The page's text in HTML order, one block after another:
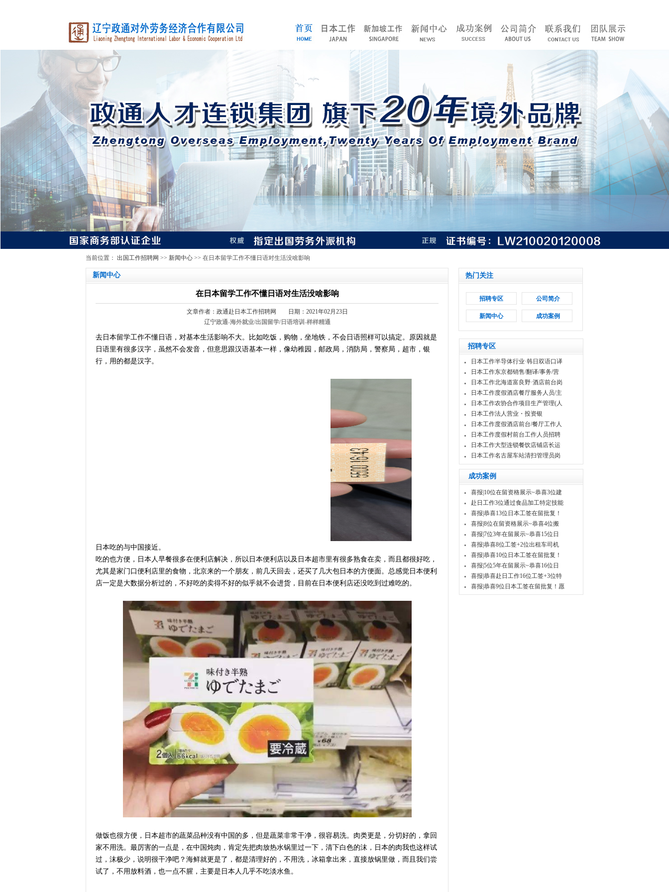
当前位置： 出国工作招聘网 >> 新闻中心 >> 在日本留学工作不懂日语对生活没啥影响
新闻中心
在日本留学工作不懂日语对生活没啥影响
文章作者：政通赴日本工作招聘网 日期：2021年02月23日
辽宁政通-海外就业/出国留学/日语培训-样样精通
去日本留学工作不懂日语，对基本生活影响不大。比如吃饭，购物，坐地铁，不会日语照样可以搞定。原因就是
日语里有很多汉字，虽然不会发音，但意思跟汉语基本一样，像幼稚园，邮政局，消防局，警察局，超市，银
行，用的都是汉字。
日本吃的与中国接近。
吃的也方便，日本人早餐很多在便利店解决，所以日本便利店以及日本超市里有很多熟食在卖，而且都很好吃，
尤其是家门口便利店里的食物，北京来的一个朋友，前几天回去，还买了几大包日本的方便面。总感觉日本便利
店一定是大数据分析过的，不好吃的卖得不好的似乎就不会进货，目前在日本便利店还没吃到过难吃的。
​做饭也很方便，日本超市的蔬菜品种没有中国的多，但是蔬菜非常干净，很容易洗。肉类更是，分切好的，拿回
家不用洗。最厉害的一点是，在中国炖肉，肯定先把肉放热水锅里过一下，清下白色的沫，日本的肉我也这样试
过，沫极少，说明很干净吧？海鲜就更是了，都是清理好的，不用洗，冰箱拿出来，直接放锅里做，而且我们尝
试了，不用放料酒，也一点不腥，主要是日本人几乎不吃淡水鱼。
热门关注
招聘专区 公司简介
新闻中心 成功案例
招聘专区
日本工作半导体行业·韩日双语口译
日本工作东京都销售/翻译/事务/营
日本工作北海道富良野·酒店前台岗
日本工作度假酒店餐厅服务人员/主
日本工作农协合作项目生产管理(人
日本工作法人营业・投资银
日本工作度假酒店前台/餐厅工作人
日本工作度假村前台工作人员招聘
日本工作大型连锁餐饮店铺店长运
日本工作名古屋车站清扫管理员岗
成功案例
喜报|10位在留资格展示~恭喜3位建
赴日工作3位通过食品加工特定技能
喜报|恭喜13位日本工签在留批复！
喜报|8位在留资格展示~恭喜4位搬
喜报|7位3年在留展示~恭喜15位日
喜报|恭喜8位工签+2位出租车司机
喜报|恭喜10位日本工签在留批复！
喜报|5位5年在留展示~恭喜16位日
喜报|恭喜赴日工作16位工签+3位特
喜报|恭喜9位日本工签在留批复！愿